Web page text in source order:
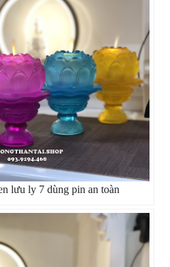
lưu ly 7 dùng pin an toàn